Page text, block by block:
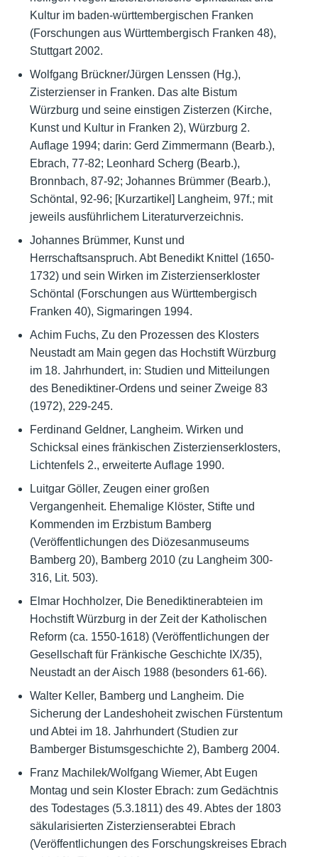
Kultur im baden-württembergischen Franken
(Forschungen aus Württembergisch Franken 48),
Stuttgart 2002.
Wolfgang Brückner/Jürgen Lenssen (Hg.),
Zisterzienser in Franken. Das alte Bistum
Würzburg und seine einstigen Zisterzen (Kirche,
Kunst und Kultur in Franken 2), Würzburg 2.
Auflage 1994; darin: Gerd Zimmermann (Bearb.),
Ebrach, 77-82; Leonhard Scherg (Bearb.),
Bronnbach, 87-92; Johannes Brümmer (Bearb.),
Schöntal, 92-96; [Kurzartikel] Langheim, 97f.; mit
jeweils ausführlichem Literaturverzeichnis.
Johannes Brümmer, Kunst und
Herrschaftsanspruch. Abt Benedikt Knittel (1650-
1732) und sein Wirken im Zisterzienserkloster
Schöntal (Forschungen aus Württembergisch
Franken 40), Sigmaringen 1994.
Achim Fuchs, Zu den Prozessen des Klosters
Neustadt am Main gegen das Hochstift Würzburg
im 18. Jahrhundert, in: Studien und Mitteilungen
des Benediktiner-Ordens und seiner Zweige 83
(1972), 229-245.
Ferdinand Geldner, Langheim. Wirken und
Schicksal eines fränkischen Zisterzienserklosters,
Lichtenfels 2., erweiterte Auflage 1990.
Luitgar Göller, Zeugen einer großen
Vergangenheit. Ehemalige Klöster, Stifte und
Kommenden im Erzbistum Bamberg
(Veröffentlichungen des Diözesanmuseums
Bamberg 20), Bamberg 2010 (zu Langheim 300-
316, Lit. 503).
Elmar Hochholzer, Die Benediktinerabteien im
Hochstift Würzburg in der Zeit der Katholischen
Reform (ca. 1550-1618) (Veröffentlichungen der
Gesellschaft für Fränkische Geschichte IX/35),
Neustadt an der Aisch 1988 (besonders 61-66).
Walter Keller, Bamberg und Langheim. Die
Sicherung der Landeshoheit zwischen Fürstentum
und Abtei im 18. Jahrhundert (Studien zur
Bamberger Bistumsgeschichte 2), Bamberg 2004.
Franz Machilek/Wolfgang Wiemer, Abt Eugen
Montag und sein Kloster Ebrach: zum Gedächtnis
des Todestages (5.3.1811) des 49. Abtes der 1803
säkularisierten Zisterzienserabtei Ebrach
(Veröffentlichungen des Forschungskreises Ebrach